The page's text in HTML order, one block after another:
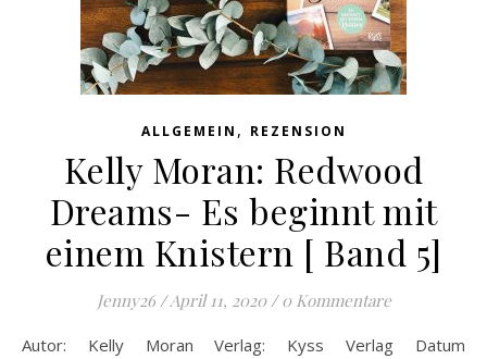
ALLGEMEIN , REZENSION
Kelly Moran: Redwood
Dreams- Es beginnt mit
einem Knistern [ Band 5]
Jenny26 /April 11, 2020 / 0 Kommentare
Autor: Kelly Moran Verlag: Kyss Verlag Datum